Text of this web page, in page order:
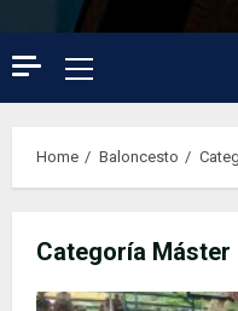
Primary
Menu
Home Baloncesto
Categoría Máster